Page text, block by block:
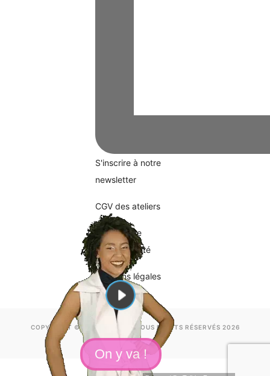
S'inscrire à notre
newsletter
CGV des ateliers
Politique de
confidentialité
Mentions légales
COPYRIGHT ©HAPPYSILVERS. TOUS DROITS RÉSERVÉS 2026